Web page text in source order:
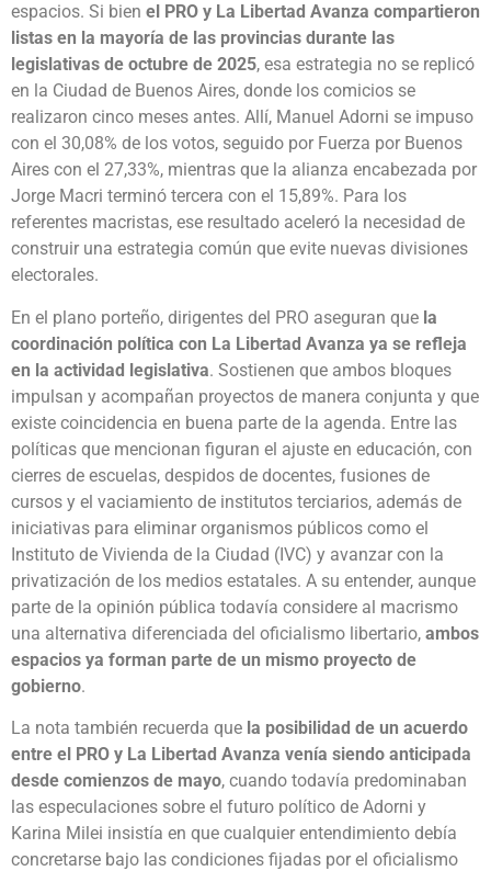
espacios. Si bien el PRO y La Libertad Avanza compartieron
listas en la mayoría de las provincias durante las
legislativas de octubre de 2025, esa estrategia no se replicó
en la Ciudad de Buenos Aires, donde los comicios se
realizaron cinco meses antes. Allí, Manuel Adorni se impuso
con el 30,08% de los votos, seguido por Fuerza por Buenos
Aires con el 27,33%, mientras que la alianza encabezada por
Jorge Macri terminó tercera con el 15,89%. Para los
referentes macristas, ese resultado aceleró la necesidad de
construir una estrategia común que evite nuevas divisiones
electorales.
En el plano porteño, dirigentes del PRO aseguran que la
coordinación política con La Libertad Avanza ya se refleja
en la actividad legislativa. Sostienen que ambos bloques
impulsan y acompañan proyectos de manera conjunta y que
existe coincidencia en buena parte de la agenda. Entre las
políticas que mencionan figuran el ajuste en educación, con
cierres de escuelas, despidos de docentes, fusiones de
cursos y el vaciamiento de institutos terciarios, además de
iniciativas para eliminar organismos públicos como el
Instituto de Vivienda de la Ciudad (IVC) y avanzar con la
privatización de los medios estatales. A su entender, aunque
parte de la opinión pública todavía considere al macrismo
una alternativa diferenciada del oficialismo libertario, ambos
espacios ya forman parte de un mismo proyecto de
gobierno.
La nota también recuerda que la posibilidad de un acuerdo
entre el PRO y La Libertad Avanza venía siendo anticipada
desde comienzos de mayo, cuando todavía predominaban
las especulaciones sobre el futuro político de Adorni y
Karina Milei insistía en que cualquier entendimiento debía
concretarse bajo las condiciones fijadas por el oficialismo